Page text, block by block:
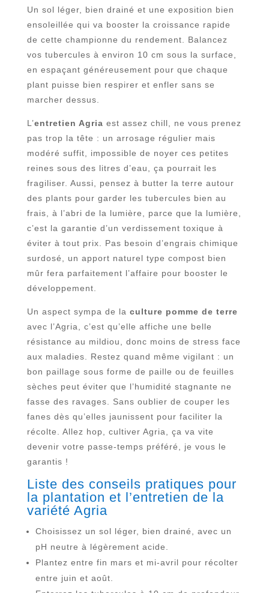
Un sol léger, bien drainé et une exposition bien
ensoleillée qui va booster la croissance rapide
de cette championne du rendement. Balancez
vos tubercules à environ 10 cm sous la surface,
en espaçant généreusement pour que chaque
plant puisse bien respirer et enfler sans se
marcher dessus.
L’entretien Agria est assez chill, ne vous prenez
pas trop la tête : un arrosage régulier mais
modéré suffit, impossible de noyer ces petites
reines sous des litres d’eau, ça pourrait les
fragiliser. Aussi, pensez à butter la terre autour
des plants pour garder les tubercules bien au
frais, à l’abri de la lumière, parce que la lumière,
c’est la garantie d’un verdissement toxique à
éviter à tout prix. Pas besoin d’engrais chimique
surdosé, un apport naturel type compost bien
mûr fera parfaitement l’affaire pour booster le
développement.
Un aspect sympa de la culture pomme de terre
avec l’Agria, c’est qu’elle affiche une belle
résistance au mildiou, donc moins de stress face
aux maladies. Restez quand même vigilant : un
bon paillage sous forme de paille ou de feuilles
sèches peut éviter que l’humidité stagnante ne
fasse des ravages. Sans oublier de couper les
fanes dès qu’elles jaunissent pour faciliter la
récolte. Allez hop, cultiver Agria, ça va vite
devenir votre passe-temps préféré, je vous le
garantis !
Liste des conseils pratiques pour
la plantation et l’entretien de la
variété Agria
Choisissez un sol léger, bien drainé, avec un
pH neutre à légèrement acide.
Plantez entre fin mars et mi-avril pour récolter
entre juin et août.